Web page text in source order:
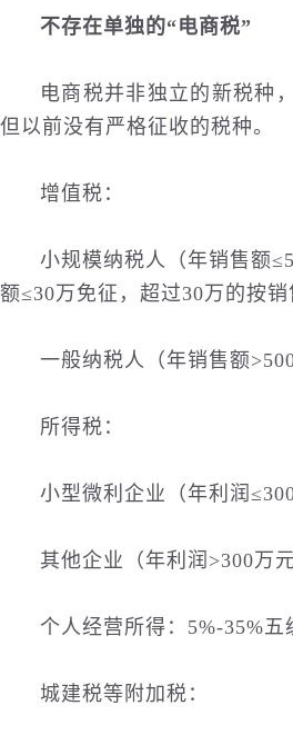
不存在单独的“电商税”
电商税并非独立的新税种
但以前没有严格征收的税种。
增值税：
小规模纳税人（年销售额
额≤30万免征，超过30万的按
一般纳税人（年销售额
所得税：
小型微利企业（年利润
其他企业（年利润>300万
个人经营所得：5%-35%五
城建税等附加税：